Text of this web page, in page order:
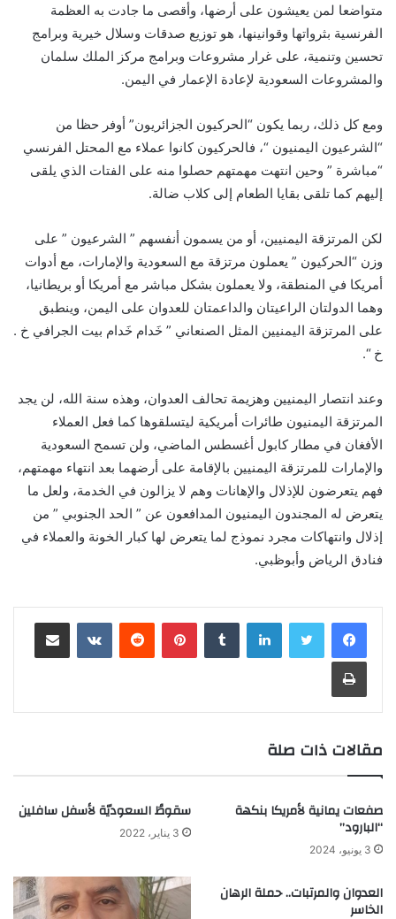
متواضعا لمن يعيشون على أرضها، وأقصى ما جادت به العظمة
الفرنسية بثرواتها وقوانينها، هو توزيع صدقات وسلال خيرية وبرامج
تحسين وتنمية، على غرار مشروعات وبرامج مركز الملك سلمان
والمشروعات السعودية لإعادة الإعمار في اليمن.
ومع كل ذلك، ربما يكون “الحركيون الجزائريون” أوفر حظا من
“الشرعيون اليمنيون “، فالحركيون كانوا عملاء مع المحتل الفرنسي
“مباشرة ” وحين انتهت مهمتهم حصلوا منه على الفتات الذي يلقى
إليهم كما تلقى بقايا الطعام إلى كلاب ضالة.
لكن المرتزقة اليمنيين، أو من يسمون أنفسهم ” الشرعيون ” على
وزن “الحركيون ” يعملون مرتزقة مع السعودية والإمارات، مع أدوات
أمريكا في المنطقة، ولا يعملون بشكل مباشر مع أمريكا أو بريطانيا،
وهما الدولتان الراعيتان والداعمتان للعدوان على اليمن، وينطبق
على المرتزقة اليمنيين المثل الصنعاني ” خَدام خَدام بيت الجرافي خ .
خ “.
وعند انتصار اليمنيين وهزيمة تحالف العدوان، وهذه سنة الله، لن يجد
المرتزقة اليمنيون طائرات أمريكية ليتسلقوها كما فعل العملاء
الأفغان في مطار كابول أغسطس الماضي، ولن تسمح السعودية
والإمارات للمرتزقة اليمنيين بالإقامة على أرضهما بعد انتهاء مهمتهم،
فهم يتعرضون للإذلال والإهانات وهم لا يزالون في الخدمة، ولعل ما
يتعرض له المجندون اليمنيون المدافعون عن ” الحد الجنوبي ” من
إذلال وانتهاكات مجرد نموذج لما يتعرض لها كبار الخونة والعملاء في
فنادق الرياض وأبوظبي.
لينكدإن بينتيريست
مقالات ذات صلة
صفعات يمانية لأمريكا بنكهة
“البارود”
3 يونيو، 2024
سقوطُ السعوديّة لأسفل سافلين
3 يناير، 2022
العدوان والمرتبات.. حملة الرهان
الخاسر